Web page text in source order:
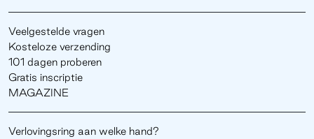
Veelgestelde vragen
Kosteloze verzending
101 dagen proberen
Gratis inscriptie
MAGAZINE
Verlovingsring aan welke hand?